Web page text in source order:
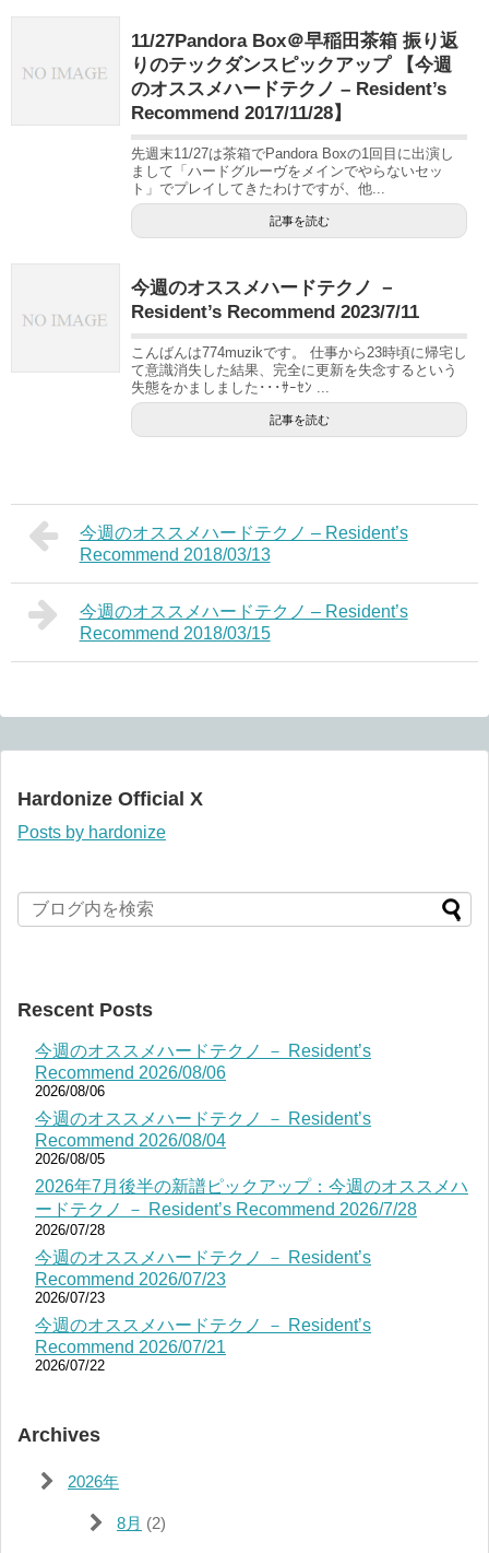
11/27Pandora Box＠早稲田茶箱 振り返
りのテックダンスピックアップ 【今週
のオススメハードテクノ – Resident’s
Recommend 2017/11/28】
先週末11/27は茶箱でPandora Boxの1回目に出演し
まして「ハードグルーヴをメインでやらないセッ
ト」でプレイしてきたわけですが、他...
記事を読む
今週のオススメハードテクノ －
Resident’s Recommend 2023/7/11
こんばんは774muzikです。 仕事から23時頃に帰宅し
て意識消失した結果、完全に更新を失念するという
失態をかましました･･･ｻｰｾﾝ ...
記事を読む
今週のオススメハードテクノ – Resident’s
Recommend 2018/03/13
今週のオススメハードテクノ – Resident’s
Recommend 2018/03/15
Hardonize Official X
Posts by hardonize
Rescent Posts
今週のオススメハードテクノ － Resident’s
Recommend 2026/08/06
2026/08/06
今週のオススメハードテクノ － Resident’s
Recommend 2026/08/04
2026/08/05
2026年7月後半の新譜ピックアップ：今週のオススメハ
ードテクノ － Resident’s Recommend 2026/7/28
2026/07/28
今週のオススメハードテクノ － Resident’s
Recommend 2026/07/23
2026/07/23
今週のオススメハードテクノ － Resident’s
Recommend 2026/07/21
2026/07/22
Archives
2026年
8月 (2)